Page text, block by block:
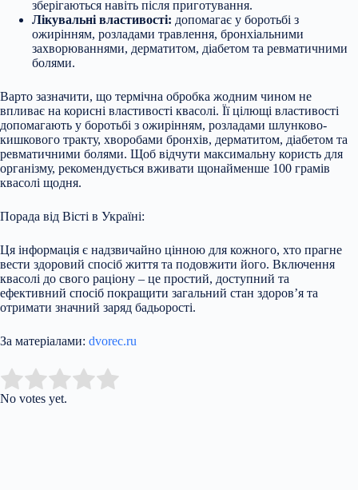
зберігаються навіть після приготування.
Лікувальні властивості: допомагає у боротьбі з
ожирінням, розладами травлення, бронхіальними
захворюваннями, дерматитом, діабетом та ревматичними
болями.
Варто зазначити, що термічна обробка жодним чином не
впливає на корисні властивості квасолі. Її цілющі властивості
допомагають у боротьбі з ожирінням, розладами шлунково-
кишкового тракту, хворобами бронхів, дерматитом, діабетом та
ревматичними болями. Щоб відчути максимальну користь для
організму, рекомендується вживати щонайменше 100 грамів
квасолі щодня.
Порада від Вісті в Україні:
Ця інформація є надзвичайно цінною для кожного, хто прагне
вести здоровий спосіб життя та подовжити його. Включення
квасолі до свого раціону – це простий, доступний та
ефективний спосіб покращити загальний стан здоров’я та
отримати значний заряд бадьорості.
За матеріалами: dvorec.ru
Rate this item:
No votes yet.